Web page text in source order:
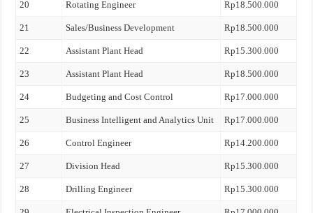
20 Rotating Engineer Rp18.500.000
21 Sales/Business Development Rp18.500.000
22 Assistant Plant Head Rp15.300.000
23 Assistant Plant Head Rp18.500.000
24 Budgeting and Cost Control Rp17.000.000
25 Business Intelligent and Analytics Unit Rp17.000.000
26 Control Engineer Rp14.200.000
27 Division Head Rp15.300.000
28 Drilling Engineer Rp15.300.000